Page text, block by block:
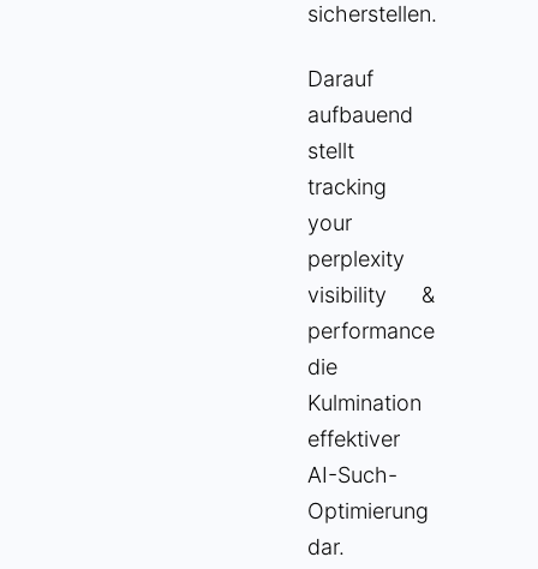
sicherstellen.
Darauf
aufbauend
stellt
tracking
your
perplexity
visibility &
performance
die
Kulmination
effektiver
AI-Such-
Optimierung
dar.